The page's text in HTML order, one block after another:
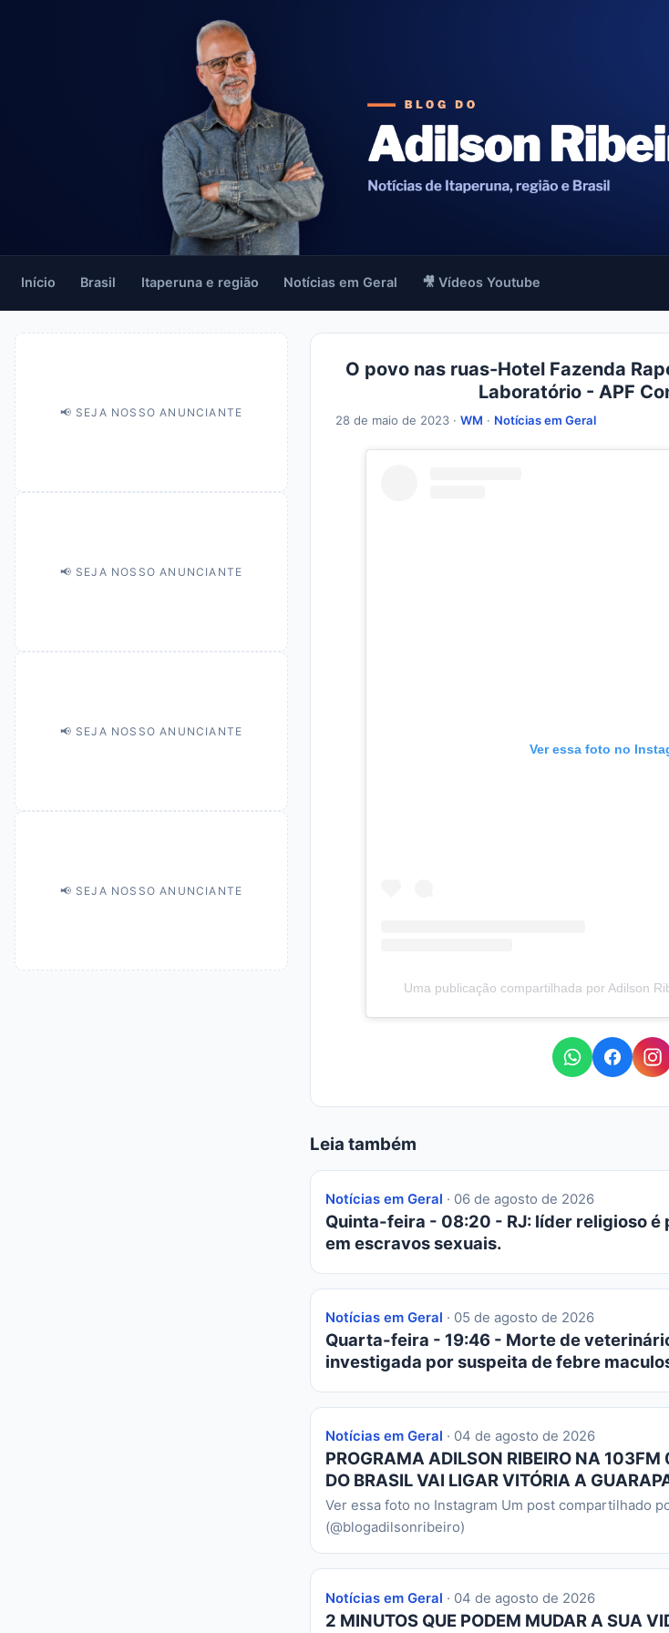
Início Brasil Itaperuna e região Notícias em Geral 🎥 Vídeos Youtube
📢 SEJA NOSSO ANUNCIANTE
📢 SEJA NOSSO ANUNCIANTE
📢 SEJA NOSSO ANUNCIANTE
📢 SEJA NOSSO ANUNCIANTE
O povo nas ruas-Hotel Fazenda
Laboratório - APF
28 de maio de 2023 ·WM · Notícias em Geral
Ver essa foto no
Uma publicação compartilhada por Adilson
Leia também
Notícias em Geral · 06 de agosto de 2026
Quinta-feira - 08:20 - RJ: líder religioso
em escravos sexuais.
Notícias em Geral · 05 de agosto de 2026
Quarta-feira - 19:46 - Morte de
investigada por suspeita de febre
Notícias em Geral · 04 de agosto de 2026
PROGRAMA ADILSON RIBEIRO NA
DO BRASIL VAI LIGAR VITÓRIA A
Ver essa foto no Instagram Um post compartilhado
(@blogadilsonribeiro)
Notícias em Geral · 04 de agosto de 2026
2 MINUTOS QUE PODEM MUDAR A SUA